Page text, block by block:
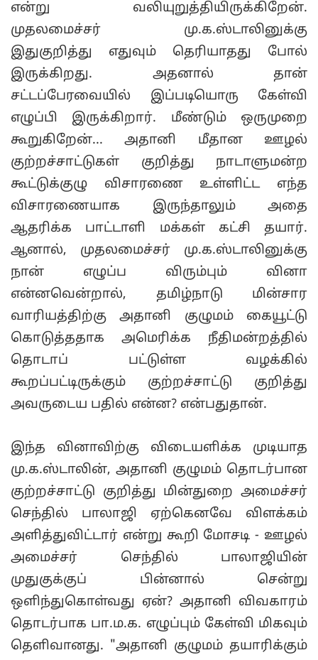
என்று வலியுறுத்தியிருக்கிறேன்.
முதலமைச்சர் மு.க.ஸ்டாலினுக்கு
இதுகுறித்து எதுவும் தெரியாதது போல்
இருக்கிறது. அதனால் தான்
சட்டப்பேரவையில் இப்படியொரு கேள்வி
எழுப்பி இருக்கிறார். மீண்டும் ஒருமுறை
கூறுகிறேன்... அதானி மீதான ஊழல்
குற்றச்சாட்டுகள் குறித்து நாடாளுமன்ற
கூட்டுக்குழு விசாரணை உள்ளிட்ட எந்த
விசாரணையாக இருந்தாலும் அதை
ஆதரிக்க பாட்டாளி மக்கள் கட்சி தயார்.
ஆனால், முதலமைச்சர் மு.க.ஸ்டாலினுக்கு
நான் எழுப்ப விரும்பும் வினா
என்னவென்றால், தமிழ்நாடு மின்சார
வாரியத்திற்கு அதானி குழுமம் கையூட்டு
கொடுத்ததாக அமெரிக்க நீதிமன்றத்தில்
தொடாப் பட்டுள்ள வழக்கில்
கூறப்பட்டிருக்கும் குற்றச்சாட்டு குறித்து
அவருடைய பதில் என்ன? என்பதுதான்.
இந்த வினாவிற்கு விடையளிக்க முடியாத
மு.க.ஸ்டாலின், அதானி குழுமம் தொடர்பான
குற்றச்சாட்டு குறித்து மின்துறை அமைச்சர்
செந்தில் பாலாஜி ஏற்கெனவே விளக்கம்
அளித்துவிட்டார் என்று கூறி மோசடி - ஊழல்
அமைச்சர் செந்தில் பாலாஜியின்
முதுகுக்குப் பின்னால் சென்று
ஒளிந்துகொள்வது ஏன்? அதானி விவகாரம்
தொடர்பாக பா.ம.க. எழுப்பும் கேள்வி மிகவும்
தெளிவானது. "அதானி குழுமம் தயாரிக்கும்